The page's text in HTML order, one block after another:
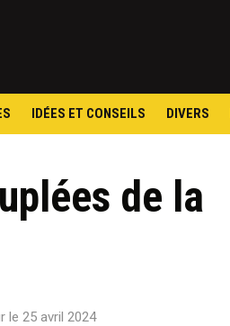
IDÉES ET CONSEILS DIVERS
de la
le 25 avril 2024